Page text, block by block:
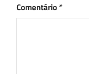
Comentário*